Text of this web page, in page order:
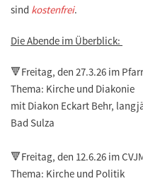
sind kostenfrei.
Die Abende im Überblick:
🔻Freitag, den 27.3.26 im
Thema: Kirche und Diakonie
mit Diakon Eckart Behr,
Bad Sulza
🔻Freitag, den 12.6.26 im
Thema: Kirche und Politik